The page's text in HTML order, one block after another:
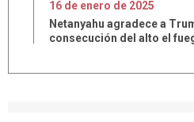
16 de enero de 2025
Netanyahu agradece a
consecución del alto el